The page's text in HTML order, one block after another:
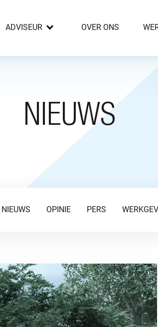
ADVISEUR OVER ONS
NIEUWS
NIEUWS OPINIE PERS